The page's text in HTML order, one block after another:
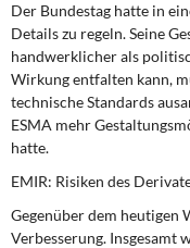
Der Bundestag hatte in
Details zu regeln. Seine
handwerklicher als
Wirkung entfalten kann,
technische Standards
ESMA mehr
hatte.
EMIR: Risiken des
Gegenüber dem heutigen
Verbesserung. Ins­gesamt